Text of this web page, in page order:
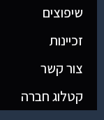
שיפוצים
זכיינות
צור קשר
קטלוג חברה